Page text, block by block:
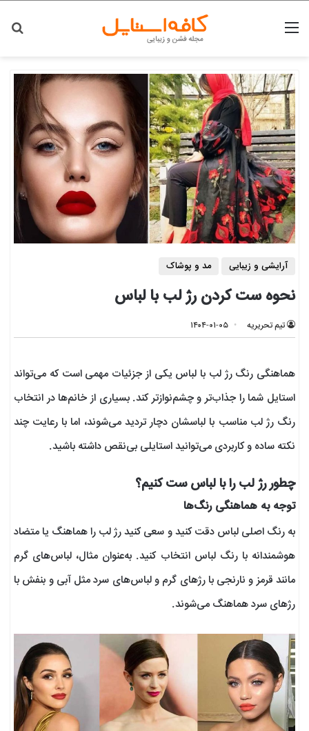
منو
آرایشی و زیبایی مد و پوشاک
نحوه ست کردن رژ لب با لباس
تیم تحریریه ۱۴۰۴-۰۱-۰۵
هماهنگی رنگ رژ لب با لباس یکی از جزئیات مهمی است که می‌تواند
استایل شما را جذاب‌تر و چشم‌نوازتر کند. بسیاری از خانم‌ها در انتخاب
رنگ رژ لب مناسب با لباسشان دچار تردید می‌شوند، اما با رعایت چند
نکته ساده و کاربردی می‌توانید استایلی بی‌نقص داشته باشید.
چطور رژ لب را با لباس ست کنیم؟
توجه به هماهنگی رنگ‌ها
به رنگ اصلی لباس دقت کنید و سعی کنید رژ لب را هماهنگ یا متضاد
هوشمندانه با رنگ لباس انتخاب کنید. به‌عنوان مثال، لباس‌های گرم
مانند قرمز و نارنجی با رژهای گرم و لباس‌های سرد مثل آبی و بنفش با
رژهای سرد هماهنگ می‌شوند.